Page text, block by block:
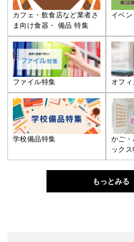
カフェ・飲食店など業者さ
ま向け食器・ 備品 特集
イベ
ファイル特集 オフ
学校備品特集
かご
ック
もっとみる